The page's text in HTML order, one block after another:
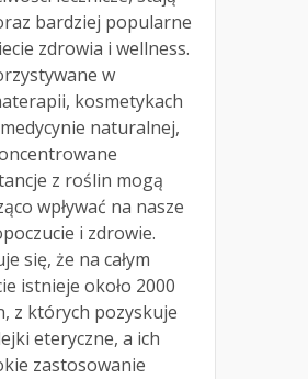
bardziej popularne
zdrowia i wellness.
w
kosmetykach
naturalnej,
z roślin mogą
wpływać na nasze
i zdrowie.
się, że na całym
istnieje około 2000
z których pozyskuje
eteryczne, a ich
zastosowanie